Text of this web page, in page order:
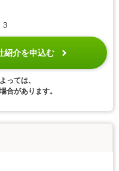
紹介を申込む
っては、
合があります。